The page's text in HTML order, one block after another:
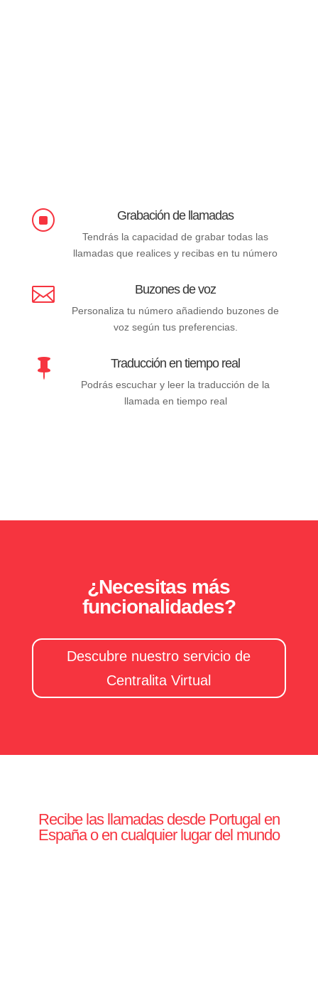
] Grabación de llamadas
Tendrás la capacidad de grabar todas las
llamadas que realices y recibas en tu número
 Buzones de voz
Personaliza tu número añadiendo buzones de
voz según tus preferencias.
 Traducción en tiempo real
Podrás escuchar y leer la traducción de la
llamada en tiempo real
¿Necesitas más
funcionalidades?
Descubre nuestro servicio de
Centralita Virtual
Recibe las llamadas desde Portugal en
España o en cualquier lugar del mundo